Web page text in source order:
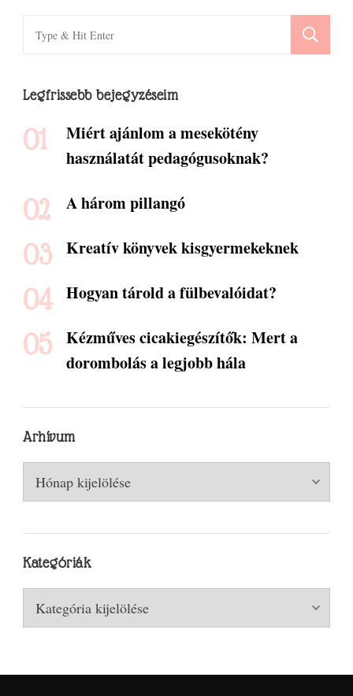
Search
for:
Legfrissebb bejegyzéseim
Miért ajánlom a mesekötény
használatát pedagógusoknak?
A három pillangó
Kreatív könyvek kisgyermekeknek
Hogyan tárold a fülbevalóidat?
Kézműves cicakiegészítők: Mert a
dorombolás a legjobb hála
Arhívum
Arhívum
Kategóriák
Kategóriák